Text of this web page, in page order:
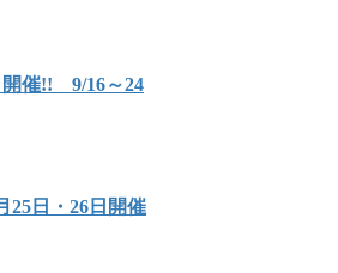
開催!! 9/16～24
25日・26日開催